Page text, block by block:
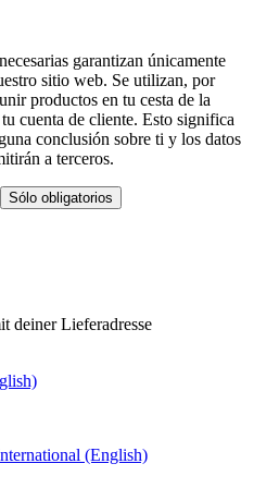
garantizan únicamente
sitio web. Se utilizan, por
productos en tu cesta de la
cuenta de cliente. Esto significa
conclusión sobre ti y los datos
a terceros.
Sólo obligatorios
deiner Lieferadresse
(English)